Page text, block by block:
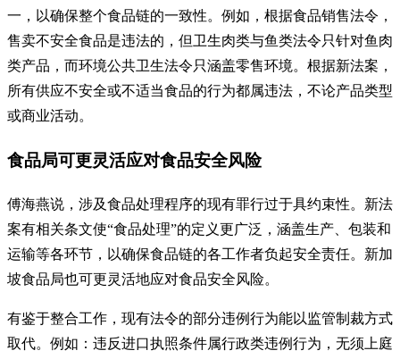
一，以确保整个食品链的一致性。例如，根据食品销售法令，
售卖不安全食品是违法的，但卫生肉类与鱼类法令只针对鱼肉
类产品，而环境公共卫生法令只涵盖零售环境。根据新法案，
所有供应不安全或不适当食品的行为都属违法，不论产品类型
或商业活动。
食品局可更灵活应对食品安全风险
傅海燕说，涉及食品处理程序的现有罪行过于具约束性。新法
案有相关条文使“食品处理”的定义更广泛，涵盖生产、包装和
运输等各环节，以确保食品链的各工作者负起安全责任。新加
坡食品局也可更灵活地应对食品安全风险。
有鉴于整合工作，现有法令的部分违例行为能以监管制裁方式
取代。例如：违反进口执照条件属行政类违例行为，无须上庭